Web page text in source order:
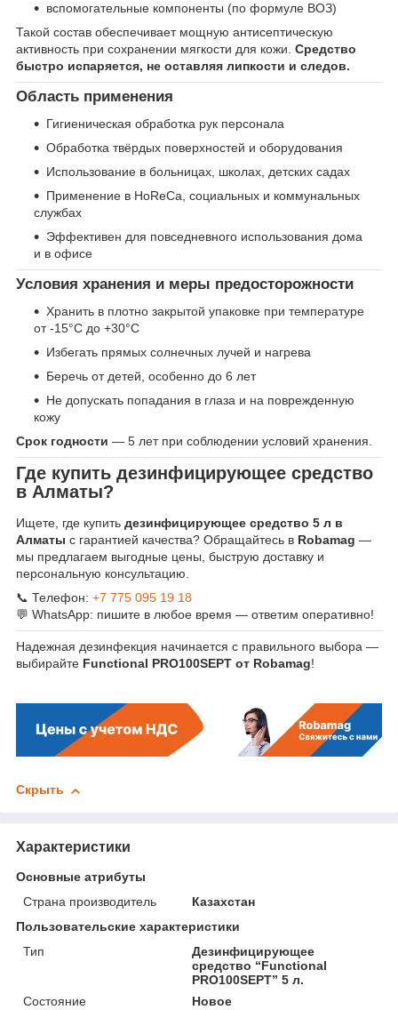
вспомогательные компоненты (по формуле ВОЗ)
Такой состав обеспечивает мощную антисептическую
активность при сохранении мягкости для кожи. Средство
быстро испаряется, не оставляя липкости и следов.
Область применения
Гигиеническая обработка рук персонала
Обработка твёрдых поверхностей и оборудования
Использование в больницах, школах, детских садах
Применение в HoReCa, социальных и коммунальных
службах
Эффективен для повседневного использования дома
и в офисе
Условия хранения и меры предосторожности
Хранить в плотно закрытой упаковке при температуре
от -15°С до +30°С
Избегать прямых солнечных лучей и нагрева
Беречь от детей, особенно до 6 лет
Не допускать попадания в глаза и на поврежденную
кожу
Срок годности — 5 лет при соблюдении условий хранения.
Где купить дезинфицирующее средство
в Алматы?
Ищете, где купить дезинфицирующее средство 5 л в
Алматы с гарантией качества? Обращайтесь в Robamag —
мы предлагаем выгодные цены, быструю доставку и
персональную консультацию.
📞 Телефон: +7 775 095 19 18
💬 WhatsApp: пишите в любое время — ответим оперативно!
Надежная дезинфекция начинается с правильного выбора —
выбирайте Functional PRO100SEPT от Robamag!
Скрыть
Характеристики
Основные атрибуты
Страна производитель
Казахстан
Пользовательские характеристики
Тип
Дезинфицирующее
средство “Functional
PRO100SEPT” 5 л.
Состояние
Новое